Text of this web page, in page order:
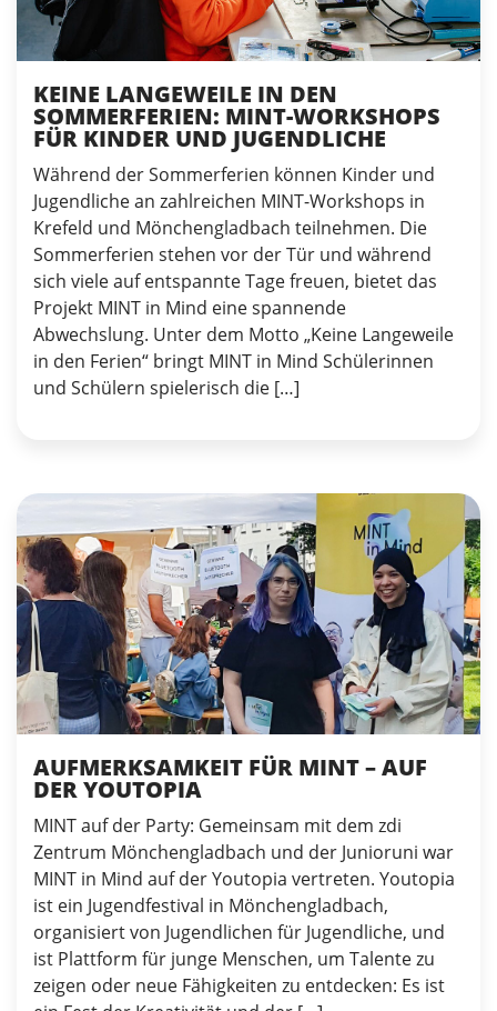
KEINE LANGEWEILE IN DEN
SOMMERFERIEN: MINT-WORKSHOPS
FÜR KINDER UND JUGENDLICHE
Während der Sommerferien können Kinder und
Jugendliche an zahlreichen MINT-Workshops in
Krefeld und Mönchengladbach teilnehmen. Die
Sommerferien stehen vor der Tür und während
sich viele auf entspannte Tage freuen, bietet das
Projekt MINT in Mind eine spannende
Abwechslung. Unter dem Motto „Keine Langeweile
in den Ferien“ bringt MINT in Mind Schülerinnen
und Schülern spielerisch die […]
AUFMERKSAMKEIT FÜR MINT – AUF
DER YOUTOPIA
MINT auf der Party: Gemeinsam mit dem zdi
Zentrum Mönchengladbach und der Junioruni war
MINT in Mind auf der Youtopia vertreten. Youtopia
ist ein Jugendfestival in Mönchengladbach,
organisiert von Jugendlichen für Jugendliche, und
ist Plattform für junge Menschen, um Talente zu
zeigen oder neue Fähigkeiten zu entdecken: Es ist